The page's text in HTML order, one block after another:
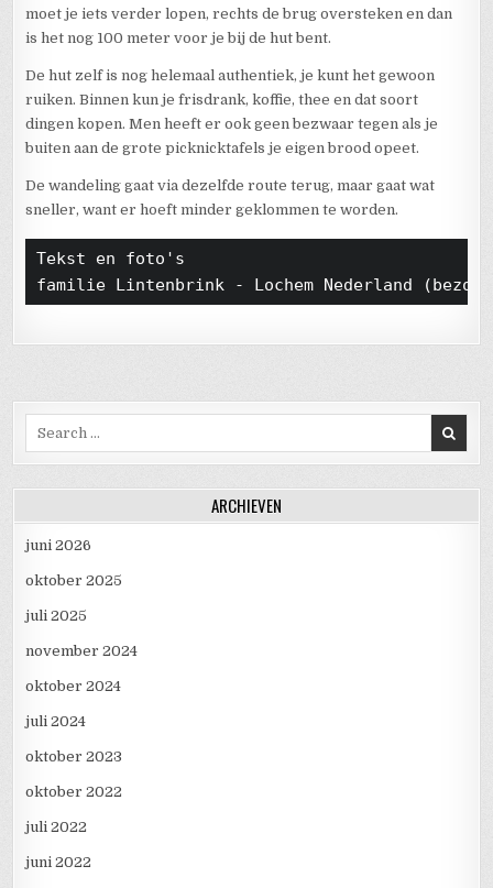
moet je iets verder lopen, rechts de brug oversteken en dan
is het nog 100 meter voor je bij de hut bent.
De hut zelf is nog helemaal authentiek, je kunt het gewoon
ruiken. Binnen kun je frisdrank, koffie, thee en dat soort
dingen kopen. Men heeft er ook geen bezwaar tegen als je
buiten aan de grote picknicktafels je eigen brood opeet.
De wandeling gaat via dezelfde route terug, maar gaat wat
sneller, want er hoeft minder geklommen te worden.
Tekst en foto's
familie Lintenbrink - Lochem Nederland
Search for:
ARCHIEVEN
juni 2026
oktober 2025
juli 2025
november 2024
oktober 2024
juli 2024
oktober 2023
oktober 2022
juli 2022
juni 2022